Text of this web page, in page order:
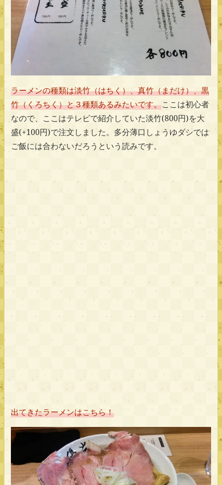
ラーメンの種類は淡竹（はちく）、真竹（まだけ）、黒
竹（くろちく）と３種類あるみたいです。ここは初心者
なので、ここはテレビで紹介していた淡竹(800円)を大
盛(+100円)で注文しました。多分薄口しょうゆダシでは
ご飯には合わないだろうという読みです。
出てきたラーメンはこちら！